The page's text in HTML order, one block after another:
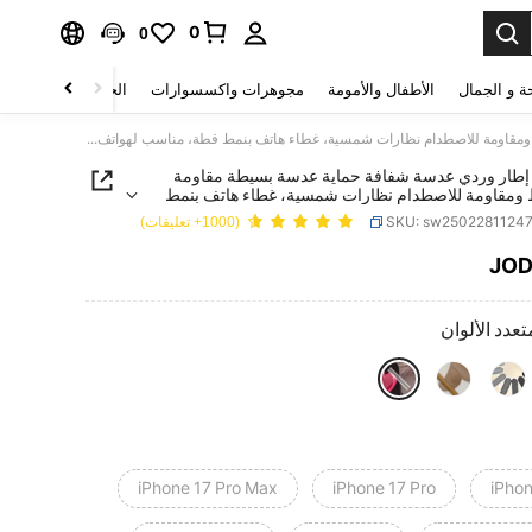
0
0
و الجمال الأطفال والأمومة مجوهرات واكسسوارات الحقائب والأمتعة
1 قطعة إطار وردي عدسة شفافة حماية عدسة بسيطة مقاومة للسقوط ومقاومة للاصطدام نظارات شمسية، غطاء هاتف بنمط قطة، مناسب لهواتف آيفون 16 برو ماكس، 17/16/15/14 بلس/13/12/11، إير، قابل للتطبيق على السلسلة
إطار وردي عدسة شفافة حماية عدسة بسيطة مقاومة
ومقاومة للاصطدام نظارات شمسية، غطاء هاتف بنمط
قطة، مناسب لهواتف آيفون 16 برو ماكس، 17/16/15/14
SKU: (1000+ تعليقات)
PRICE AND JOD
الألوان
iPhone 17 Pro
iPhone 17 Pro Max